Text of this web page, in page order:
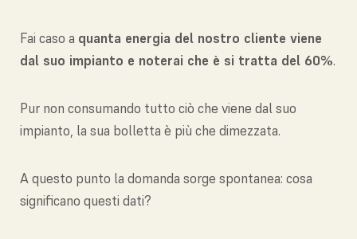
Fai caso a quanta energia del nostro cliente viene
dal suo impianto e noterai che è si tratta del 60%.
Pur non consumando tutto ciò che viene dal suo
impianto, la sua bolletta è più che dimezzata.
A questo punto la domanda sorge spontanea: cosa
significano questi dati?